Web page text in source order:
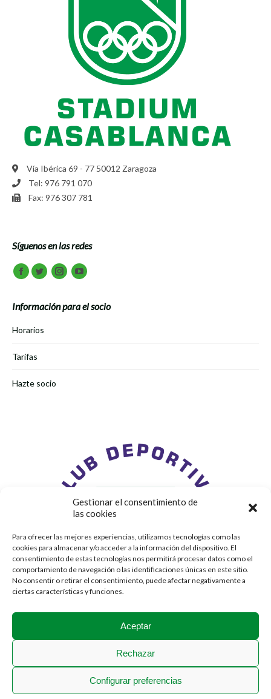
Gestionar el consentimiento de
las cookies
Para ofrecer las mejores experiencias, utilizamos tecnologías como las
cookies para almacenar y/o acceder a la información del dispositivo. El
consentimiento de estas tecnologías nos permitirá procesar datos como el
comportamiento de navegación o las identificaciones únicas en este sitio.
No consentir o retirar el consentimiento, puede afectar negativamente a
ciertas características y funciones.
Aceptar
Rechazar
Configurar preferencias
Vía Ibérica 69 - 77 50012 Zaragoza
Tel: 976 791 070
Fax: 976 307 781
Síguenos en las redes
Encuéntranos en:
Facebook
TwitterInstagramYoutube
Información para el socio
Horarios
Tarifas
Hazte socio
2018 © Stadium Casablanca